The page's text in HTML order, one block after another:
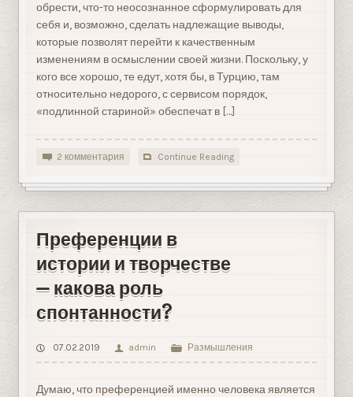
обрести, что-то неосознанное сформулировать для
себя и, возможно, сделать надлежащие выводы,
которые позволят перейти к качественным
изменениям в осмыслении своей жизни. Поскольку, у
кого все хорошо, те едут, хотя бы, в Турцию, там
относительно недорого, с сервисом порядок,
«подлинной стариной» обеспечат в […]
2 комментария Continue Reading
Преференции в
истории и творчестве
— какова роль
спонтанности?
07.02.2019 admin Размышления
Думаю, что преференцией именно человека является